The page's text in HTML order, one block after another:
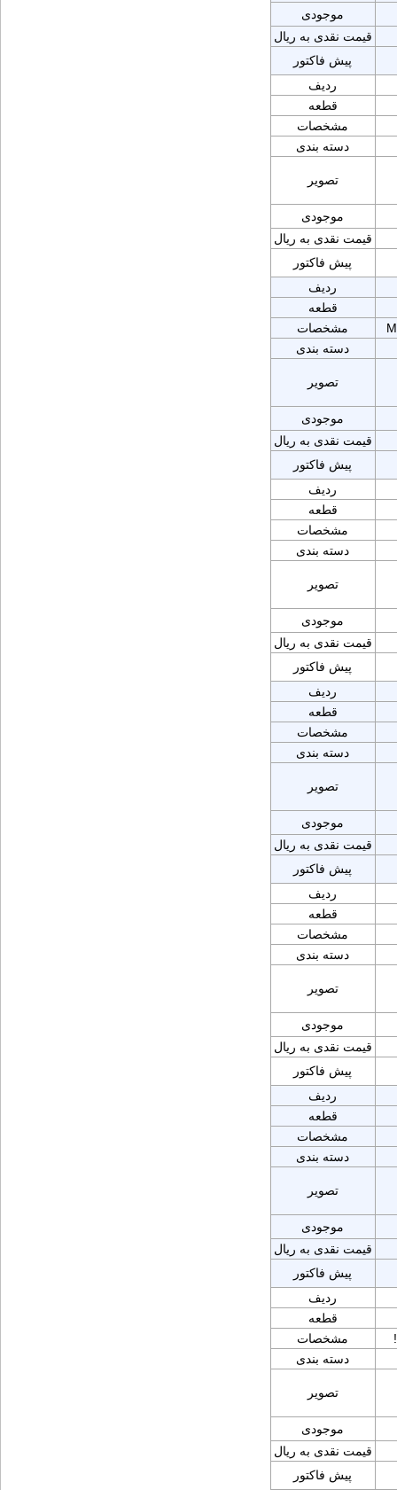
موجودی
قیمت نقدی به ریال
پیش فاکتور
ردیف
قطعه
مشخصات
دسته بندی
تصویر
موجودی
قیمت نقدی به ریال
پیش فاکتور
ردیف
قطعه
مشخصات
دسته بندی
تصویر
موجودی
قیمت نقدی به ریال
پیش فاکتور
ردیف
قطعه
مشخصات
دسته بندی
تصویر
موجودی
قیمت نقدی به ریال
پیش فاکتور
ردیف
قطعه
مشخصات
دسته بندی
تصویر
موجودی
قیمت نقدی به ریال
پیش فاکتور
ردیف
قطعه
مشخصات
دسته بندی
تصویر
موجودی
قیمت نقدی به ریال
پیش فاکتور
ردیف
قطعه
مشخصات
دسته بندی
تصویر
موجودی
قیمت نقدی به ریال
پیش فاکتور
ردیف
قطعه
مشخصات
دسته بندی
تصویر
موجودی
قیمت نقدی به ریال
پیش فاکتور